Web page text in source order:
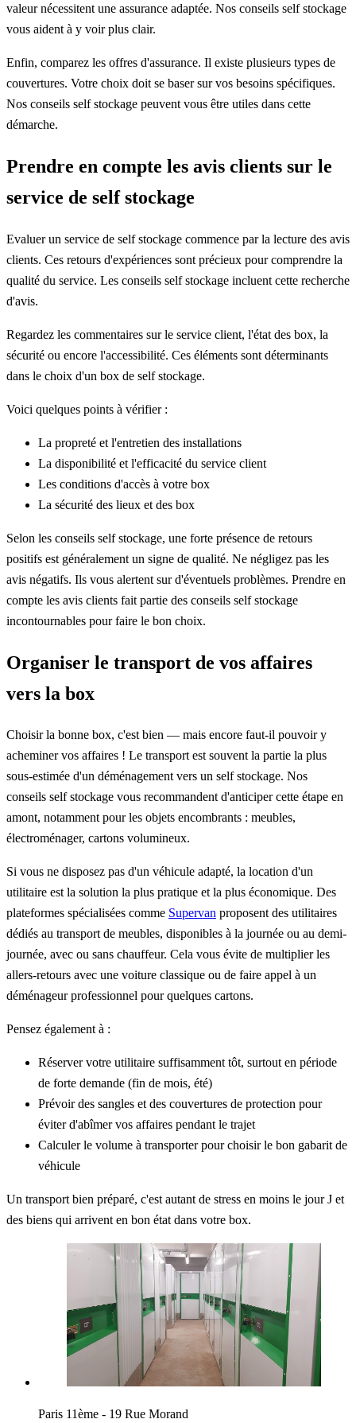
valeur nécessitent une assurance adaptée. Nos conseils self stockage
vous aident à y voir plus clair.
Enfin, comparez les offres d'assurance. Il existe plusieurs types de
couvertures. Votre choix doit se baser sur vos besoins spécifiques.
Nos conseils self stockage peuvent vous être utiles dans cette
démarche.
Prendre en compte les avis clients sur le
service de self stockage
Evaluer un service de self stockage commence par la lecture des avis
clients. Ces retours d'expériences sont précieux pour comprendre la
qualité du service. Les conseils self stockage incluent cette recherche
d'avis.
Regardez les commentaires sur le service client, l'état des box, la
sécurité ou encore l'accessibilité. Ces éléments sont déterminants
dans le choix d'un box de self stockage.
Voici quelques points à vérifier :
La propreté et l'entretien des installations
La disponibilité et l'efficacité du service client
Les conditions d'accès à votre box
La sécurité des lieux et des box
Selon les conseils self stockage, une forte présence de retours
positifs est généralement un signe de qualité. Ne négligez pas les
avis négatifs. Ils vous alertent sur d'éventuels problèmes. Prendre en
compte les avis clients fait partie des conseils self stockage
incontournables pour faire le bon choix.
Organiser le transport de vos affaires
vers la box
Choisir la bonne box, c'est bien — mais encore faut-il pouvoir y
acheminer vos affaires ! Le transport est souvent la partie la plus
sous-estimée d'un déménagement vers un self stockage. Nos
conseils self stockage vous recommandent d'anticiper cette étape en
amont, notamment pour les objets encombrants : meubles,
électroménager, cartons volumineux.
Si vous ne disposez pas d'un véhicule adapté, la location d'un
utilitaire est la solution la plus pratique et la plus économique. Des
plateformes spécialisées comme Supervan proposent des utilitaires
dédiés au transport de meubles, disponibles à la journée ou au demi-
journée, avec ou sans chauffeur. Cela vous évite de multiplier les
allers-retours avec une voiture classique ou de faire appel à un
déménageur professionnel pour quelques cartons.
Pensez également à :
Réserver votre utilitaire suffisamment tôt, surtout en période
de forte demande (fin de mois, été)
Prévoir des sangles et des couvertures de protection pour
éviter d'abîmer vos affaires pendant le trajet
Calculer le volume à transporter pour choisir le bon gabarit de
véhicule
Un transport bien préparé, c'est autant de stress en moins le jour J et
des biens qui arrivent en bon état dans votre box.
Paris 11ème - 19 Rue Morand